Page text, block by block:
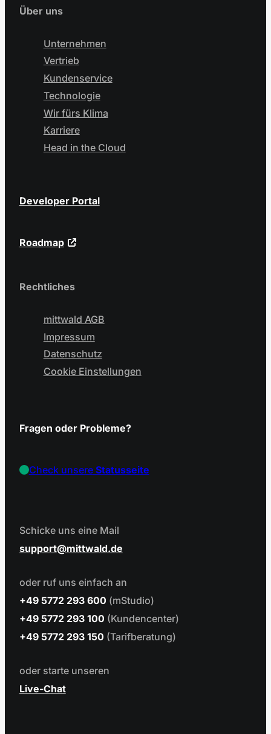
Über uns
Unternehmen
Vertrieb
Kundenservice
Technologie
Wir fürs Klima
Karriere
Head in the Cloud
Developer Portal
Roadmap
Rechtliches
mittwald AGB
Impressum
Datenschutz
Cookie Einstellungen
Fragen oder Probleme?
Check unsereStatusseite
Schicke uns eine Mail
support
mittwald.de
oder ruf uns einfach an
+49 5772 293 600 (mStudio)
+49 5772 293 100 (Kundencenter)
+49 5772 293 150 (Tarifberatung)
oder starte unseren
Live-Chat